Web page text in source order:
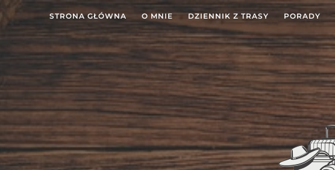
STRONA GŁÓWNA O MNIE DZIENNIK Z TRASY PORADY